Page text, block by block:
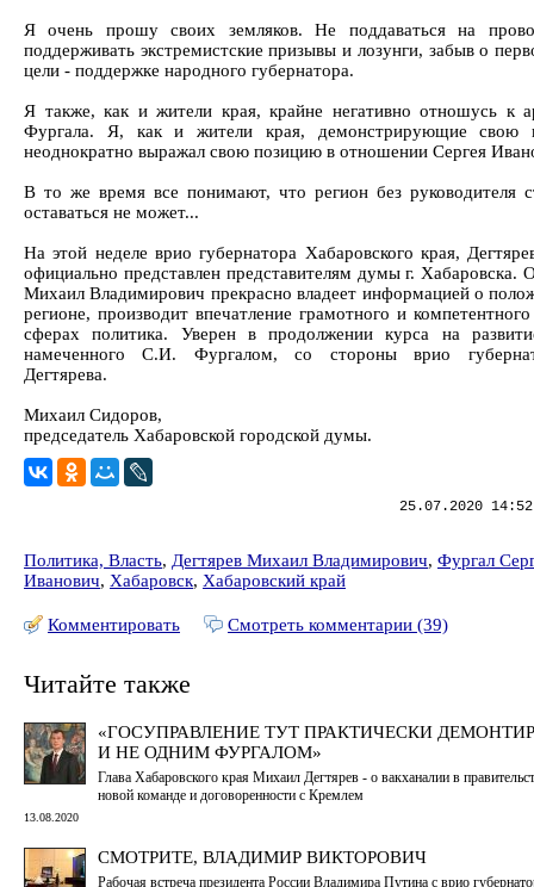
Я очень прошу своих земляков. Не поддаваться на
поддерживать экстремистские призывы и лозунги, забыв о
цели - поддержке народного губернатора.
Я также, как и жители края, крайне негативно отношусь к
Фургала. Я, как и жители края, демонстрирующие свою
неоднократно выражал свою позицию в отношении Сергея
В то же время все понимают, что регион без руководителя
оставаться не может...
На этой неделе врио губернатора Хабаровского края,
официально представлен представителям думы г. Хабаровска.
Михаил Владимирович прекрасно владеет информацией о
регионе, производит впечатление грамотного и
сферах политика. Уверен в продолжении курса на
намеченного С.И. Фургалом, со стороны врио
Дегтярева.
Михаил Сидоров,
председатель Хабаровской городской думы.
25.07.2020
Политика, Власть, Дегтярев Михаил Владимирович, Фургал
Иванович, Хабаровск, Хабаровский край
Комментировать Смотреть комментарии (39)
Читайте также
«ГОСУПРАВЛЕНИЕ ТУТ ПРАКТИЧЕСКИ
И НЕ ОДНИМ ФУРГАЛОМ»
Глава Хабаровского края Михаил Дегтярев - о вакханалии в
новой команде и договоренности с Кремлем
13.08.2020
СМОТРИТЕ, ВЛАДИМИР ВИКТОРОВИЧ
Рабочая встреча президента России Владимира Путина с врио